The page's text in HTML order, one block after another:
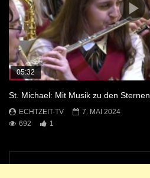
05:32
St. Michael: Mit Musik zu den Sternen
ECHTZEIT-TV
7. MAI 2024
692
1